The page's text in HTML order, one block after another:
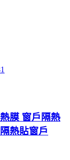
膜 窗戶隔熱
熱貼窗戶